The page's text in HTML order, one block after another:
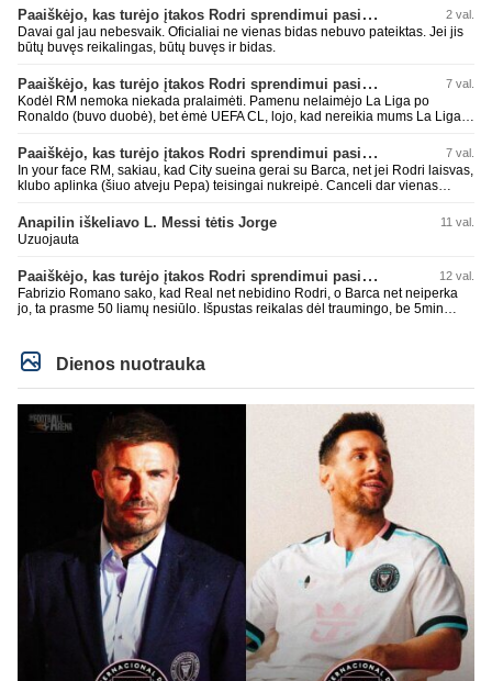
Paaiškėjo, kas turėjo įtakos Rodri sprendimui pasirinkti Barselonos pusę 2 val.
Davai gal jau nebesvaik. Oficialiai ne vienas bidas nebuvo pateiktas. Jei jis
būtų buvęs reikalingas, būtų buvęs ir bidas.
Paaiškėjo, kas turėjo įtakos Rodri sprendimui pasirinkti Barselonos pusę 7 val.
Kodėl RM nemoka niekada pralaimėti. Pamenu nelaimėjo La Liga po
Ronaldo (buvo duobė), bet ėmė UEFA CL, lojo, kad nereikia mums La Liga,
laimėti La Liga. Dabar vėl gavo nuo Barcos ir Rodri ateina ne pas juos, vėl
nereikia mums jo, senas ir t.t. Gal davai vyriškai priimkit tuos pralaimėjimus
be kvailų nereikia, nenorim ir t.t.
Paaiškėjo, kas turėjo įtakos Rodri sprendimui pasirinkti Barselonos pusę 7 val.
In your face RM, sakiau, kad City sueina gerai su Barca, net jei Rodri laisvas,
klubo aplinka (šiuo atveju Pepa) teisingai nukreipė. Canceli dar vienas
Super
Anapilin iškeliavo L. Messi tėtis Jorge 11 val.
Uzuojauta
Paaiškėjo, kas turėjo įtakos Rodri sprendimui pasirinkti Barselonos pusę 12 val.
Fabrizio Romano sako, kad Real net nebidino Rodri, o Barca net neiperka
jo, ta prasme 50 liamų nesiūlo. Išpustas reikalas dėl traumingo, be 5min
Dienos nuotrauka